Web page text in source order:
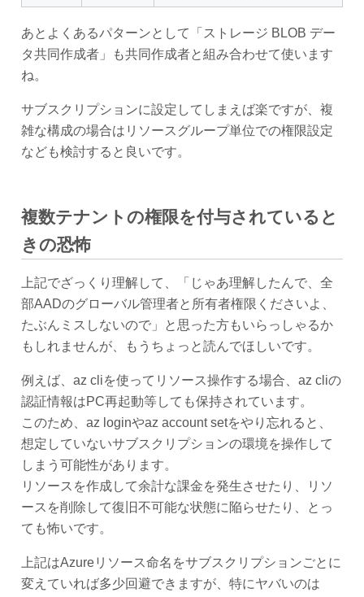
あとよくあるパターンとして「ストレージ BLOB デー
タ共同作成者」も共同作成者と組み合わせて使います
ね。
サブスクリプションに設定してしまえば楽ですが、複
雑な構成の場合はリソースグループ単位での権限設定
なども検討すると良いです。
複数テナントの権限を付与されていると
きの恐怖
上記でざっくり理解して、「じゃあ理解したんで、全
部AADのグローバル管理者と所有者権限くださいよ、
たぶんミスしないので」と思った方もいらっしゃるか
もしれませんが、もうちょっと読んでほしいです。
例えば、az cliを使ってリソース操作する場合、az cliの
認証情報はPC再起動等しても保持されています。
このため、az loginやaz account setをやり忘れると、
想定していないサブスクリプションの環境を操作して
しまう可能性があります。
リソースを作成して余計な課金を発生させたり、リソ
ースを削除して復旧不可能な状態に陥らせたり、とっ
ても怖いです。
上記はAzureリソース命名をサブスクリプションごとに
変えていれば多少回避できますが、特にヤバいのは